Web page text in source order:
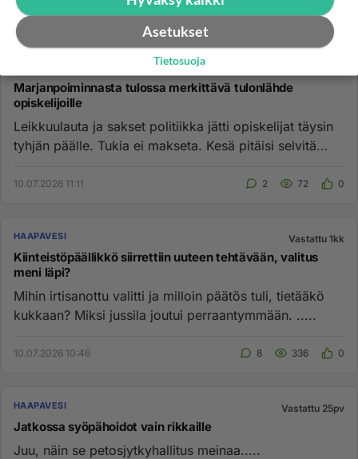
Marjanpoiminnasta tulossa merkittävä tulonlähde
opiskelijoille
Leikkuulauta ja sakset politiikka jätti opiskelijat täysin
tyhjän päälle. Tukia ei makseta. Kesä pitäisi selvitä
10.07.2026 11:11 2 72 0
HAAPAVESI Vastattu 1kk
Kiinteistöpäällikkö siirrettiin uuteen tehtävään, valitus
meni läpi?
Mihin irtisanottu valitti ja milloin päätös tuli, tietääkö
kukkaan? Miksi jussila joutui perraantymmään. .....
10.07.2026 10:46 8 336 0
HAAPAVESI Vastattu 25pv
Jatkossa syöpähoidot vain rikkaille
Juu, näin se petosjytkyhallitus meinaa.....
Asetukset
Tietosuoja